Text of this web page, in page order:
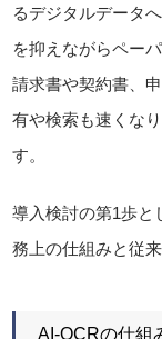
るデジタルデータ
を抑えながらペー
請求書や契約書、
有や検索も速くな
す。
導入検討の第1歩と
務上の仕組みと従
AI-OCRの仕組